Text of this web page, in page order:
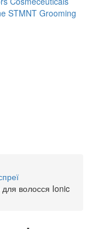
STMNT Grooming
волосся Ionic